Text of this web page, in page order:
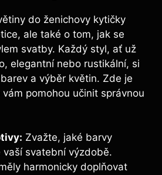
do ženichovy kytičky
ale také o tom, jak se
svatby. Každý styl, ať už
elegantní nebo rustikální, si
a výběr květin. Zde je
pomohou učinit správnou
Zvažte, jaké barvy
vaší svatební výzdobě.
harmonicky doplňovat